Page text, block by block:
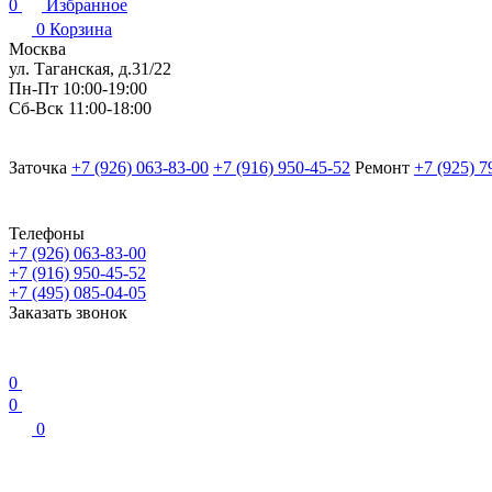
0
Избранное
0 Корзина
Москва
ул. Таганская, д.31/22
Пн-Пт 10:00-19:00
Сб-Вск 11:00-18:00
Заточка +7 (926) 063-83-00 +7 (916) 950-45-52 Ремонт +7 (925)
Телефоны
+7 (926) 063-83-00
+7 (916) 950-45-52
+7 (495) 085-04-05
Заказать звонок
0
0
0